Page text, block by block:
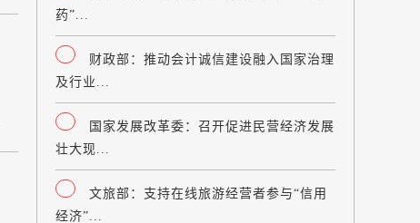
药”...
财政部：推动会计诚信建设融入国家治理
及行业...
国家发展改革委：召开促进民营经济发展
壮大现...
文旅部：支持在线旅游经营者参与“信用
经济”...